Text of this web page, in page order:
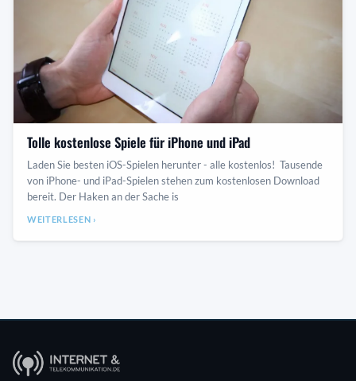
Tolle kostenlose Spiele für iPhone und iPad
Laden Sie besten iOS-Spielen herunter - alle kostenlos! Tausende
von iPhone- und iPad-Spielen stehen zum kostenlosen Download
bereit. Der Haken an der Sache is
WEITERLESEN ›